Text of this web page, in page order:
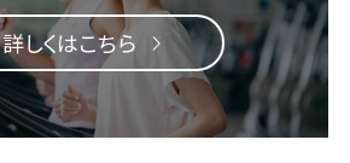
詳しくはこちら